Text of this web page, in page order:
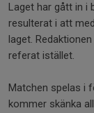
Laget har gått in i
resulterat i att
laget.
referat istället.
Matchen spelas i
kommer skänka